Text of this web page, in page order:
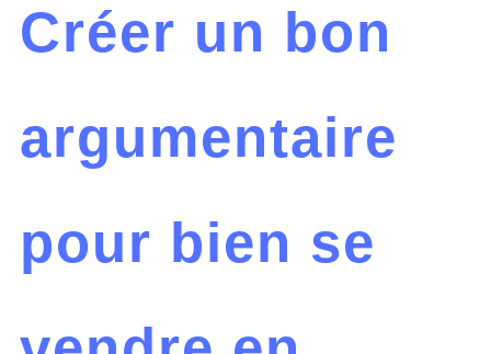
Créer un bon
argumentaire
pour bien se